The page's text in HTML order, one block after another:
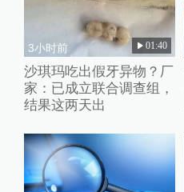
3小时前 01:40
沙琪玛吃出假牙异物？厂
家：已成立联合调查组，
结果这两天出